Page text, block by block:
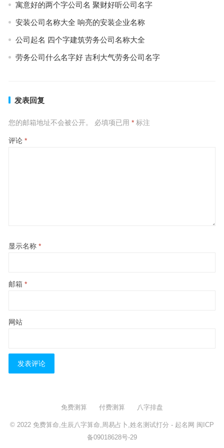
寓意好的两个字公司名 聚财好听公司名字
安装公司名称大全 响亮的安装企业名称
公司起名 四个字建筑劳务公司名称大全
劳务公司什么名字好 吉利大气劳务公司名字
发表回复
您的邮箱地址不会被公开。 必填项已用 *标注
评论 *
显示名称 *
邮箱 *
网站
免费测算 付费测算 八字排盘
© 2022 免费算命,生辰八字算命,周易占卜,姓名测试打分 - 起名网 闽ICP
备09018628号-29